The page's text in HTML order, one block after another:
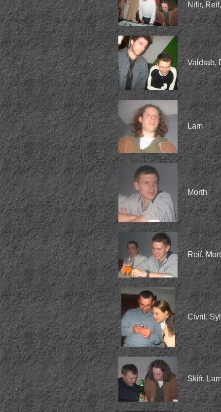
Nifir,
Valdrab,
Lam
Morth
Reif,
Civril,
Skifr,